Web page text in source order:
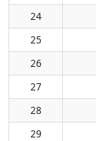
24
25
26
27
28
29